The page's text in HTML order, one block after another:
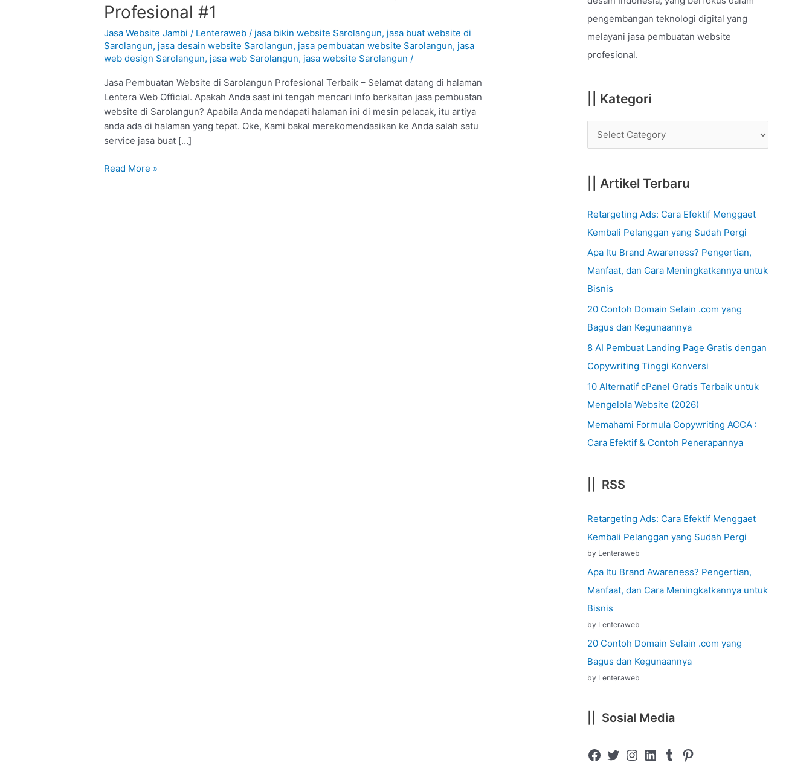
Profesional #1
Jasa Website Jambi / Lenteraweb/ jasa bikin website Sarolangun, jasa buat website di
Sarolangun, jasa desain website Sarolangun, jasa pembuatan website Sarolangun, jasa
web design Sarolangun, jasa web Sarolangun, jasa website Sarolangun /
Jasa Pembuatan Website di Sarolangun Profesional Terbaik – Selamat datang di halaman
Lentera Web Official. Apakah Anda saat ini tengah mencari info berkaitan jasa pembuatan
website di Sarolangun? Apabila Anda mendapati halaman ini di mesin pelacak, itu artiya
anda ada di halaman yang tepat. Oke, Kami bakal merekomendasikan ke Anda salah satu
service jasa buat […]
Website
di
Sarolangun
:
#1
Read More »
o
r
:
pengembangan teknologi digital yang
melayani jasa pembuatan website
profesional.
|| Kategori
|| Artikel Terbaru
Retargeting Ads: Cara Efektif Menggaet
Kembali Pelanggan yang Sudah Pergi
Apa Itu Brand Awareness? Pengertian,
Manfaat, dan Cara Meningkatkannya untuk
Bisnis
20 Contoh Domain Selain .com yang
Bagus dan Kegunaannya
8 AI Pembuat Landing Page Gratis dengan
Copywriting Tinggi Konversi
10 Alternatif cPanel Gratis Terbaik untuk
Mengelola Website (2026)
Memahami Formula Copywriting ACCA :
Cara Efektif & Contoh Penerapannya
|| RSS
Retargeting Ads: Cara Efektif Menggaet
Kembali Pelanggan yang Sudah Pergi
by Lenteraweb
Apa Itu Brand Awareness? Pengertian,
Manfaat, dan Cara Meningkatkannya untuk
Bisnis
by Lenteraweb
20 Contoh Domain Selain .com yang
Bagus dan Kegunaannya
by Lenteraweb
|| Sosial Media